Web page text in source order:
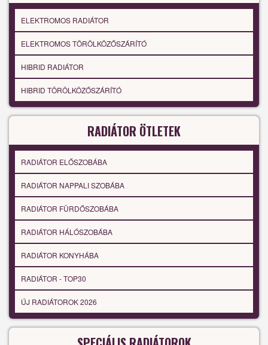
ELEKTROMOS RADIÁTOR
ELEKTROMOS TÖRÖLKÖZŐSZÁRÍTÓ
HIBRID RADIÁTOR
HIBRID TÖRÖLKÖZŐSZÁRÍTÓ
RADIÁTOR ÖTLETEK
RADIÁTOR ELŐSZOBÁBA
RADIÁTOR NAPPALI SZOBÁBA
RADIÁTOR FÜRDŐSZOBÁBA
RADIÁTOR HÁLÓSZOBÁBA
RADIÁTOR KONYHÁBA
RADIÁTOR - TOP30
ÚJ RADIÁTOROK 2026